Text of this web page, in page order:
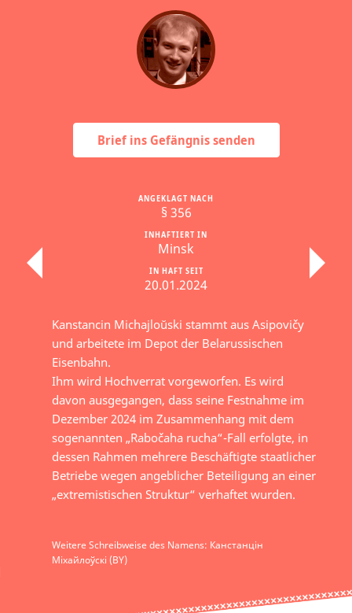
Brief ins Gefängnis senden
IN HAFT SEIT
20.01.2024
INHAFTIERT IN
Minsk
ANGEKLAGT NACH
§ 356
Kanstancin Michajloŭski stammt aus Asipovičy
und arbeitete im Depot der Belarussischen
Eisenbahn.
Ihm wird Hochverrat vorgeworfen. Es wird
davon ausgegangen, dass seine Festnahme im
Dezember 2024 im Zusammenhang mit dem
sogenannten „Rabočaha rucha“-Fall erfolgte, in
dessen Rahmen mehrere Beschäftigte staatlicher
Betriebe wegen angeblicher Beteiligung an einer
„extremistischen Struktur“ verhaftet wurden.
Weitere Schreibweise des Namens: Канстанцін
Міхайлоўскі (BY)